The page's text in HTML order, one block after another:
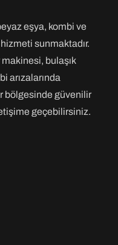
eşya, kombi ve
hizmeti sunmaktadır.
bulaşık
arızalarında
bölgesinde güvenilir
geçebilirsiniz.